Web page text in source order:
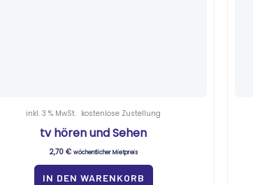
inkl. 3 % MwSt. kostenlose Zustellung
tv hören und Sehen
2,70€ wöchentlicher Mietpreis
IN DEN WARENKORB